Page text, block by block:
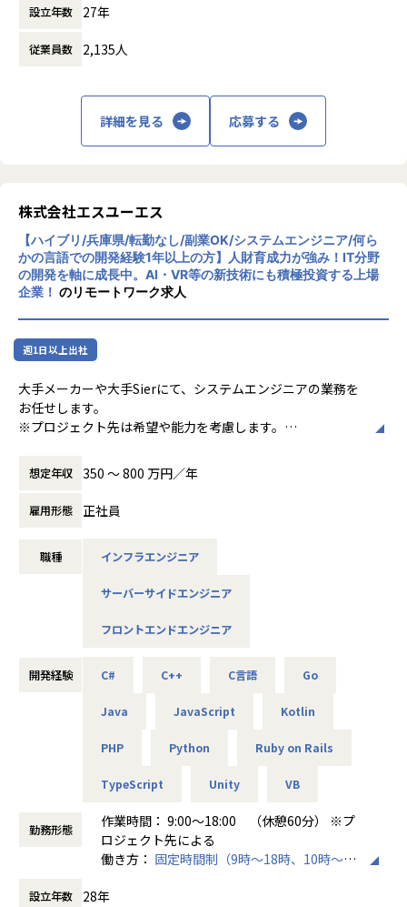
その後、ご本人の適性等により当社業務全般に変更の可能性
継続的な開発・改善
utter）
・サーバーサイドチームと連携したAPI設計・実装
・OSアップデートへの追従、OS新機能の導入提案・実装
・テックリード: チームの技術選定やアーキテクチャ設計を
主導し、技術力でプロダクトを牽引
・プロダクトマネージャー: 企画・要件定義など最上流から
携わり、プロダクトの成長をリード
・フルスタックエンジニア: サーバーサイドやインフラ領域
にも挑戦し、開発の幅を広げる
・新規プロダクト立ち上げ: 既存プロダクトで培ったアセッ
トを活かし、0→1で新規プロダクトを開発
★社会貢献性の高いプロダクト開発
テクノロジーの力で、採用から入社後の活躍までを支援する
プロダクトを開発しています。求められるものより、 真
ザーファースト主義(for カンパニー)という価値観を大事にし
以上のより良い転職を実現するためのプロダクトを提供する
感できます。
★Flutter x ネイティブ（Swift/Kotlin/Java）で、市場価値の
高いエンジニアへ
当社では最先端のクロスプラットフォーム開発（Flutter）の
時点でのFlutter経験は問いません。新しい技術を学びたい意
東証プライム上場の安定基盤がありながら、経営層との距離
が近く、意思決定のスピードが速いのが特徴です。特に「エ
ン派遣」は内製化フェーズにあり、ご希望と実力次第で、企
画などの最上流工程から携わるチャンスが豊富にあります。
★技術者の成長を後押しする柔軟な働き方
リモートワークを基本とし、専門業務型裁量労働制を採用。
時間や場所に縛られず、自律的に業務を進められます。技術
休憩時間： 60分
設立年数 27年
従業員数 2,135人
詳細を見る 応募する
株式会社エスユーエス
【ハイブリ/兵庫県/転勤なし/副業OK/システムエンジニア/何ら
かの言語での開発経験1年以上の方】人財育成力が強み！IT分野
の開発を軸に成長中。AI・VR等の新技術にも積極投資する上場
企業！ のリモートワーク求人
週1日以上出社
大手メーカーや大手Sierにて、システムエンジニアの業務を
お任せします。
※プロジェクト先は希望や能力を考慮します。
◆プロジェクト例
・生産管理システム開発／Java、C#
・ゲーム／Webアプリ開発／Unity、Java、C#
・AI搭載ロボット研究開発／Python、R言語、MATLAB、C+
・金融機関向けシステム開発／Java、C#
・MATLAB・IoT製品開発／C言語
【当社の魅力】
他社に先駆けて最先端領域に注力しており、2019年にはAR/
導入、製造現場でのAIの活用、不動産業界向けのVRモデルル
【社内の取り組み】全社員に有料AIツールの付与／XRアイデ
機会があります！
◎大手案件多数！さらに受託や自社開発も！
約400社以上の優良企業とのお取引により多数の案件がある
ため、希望や適性に合った業務に参画いただけます。また自
想定年収 350 〜 800 万円／年
雇用形態 正社員
職種 インフラエンジニア
サーバーサイドエンジニア
フロントエンドエンジニア
開発経験 C# C++ C言語 Go
Java JavaScript Kotlin
PHP Python Ruby on Rails
TypeScript Unity VB
勤務形態
作業時間： 9:00～18:00 （休憩60分） ※プ
ロジェクト先による
働き方： 固定時間制（9時～18時、10時～19
時間外労働の有無： 有（月平均10時間）
設立年数 28年